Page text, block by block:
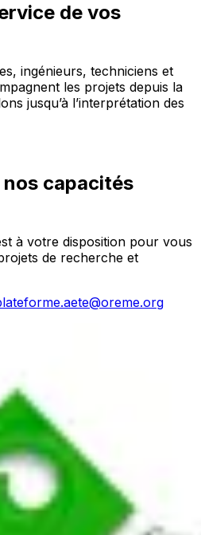
de vos
ingénieurs, techniciens et
les projets depuis la
jusqu’à l’interprétation des
capacités
à votre disposition pour vous
de recherche et